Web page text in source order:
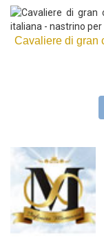
Cavaliere di gran